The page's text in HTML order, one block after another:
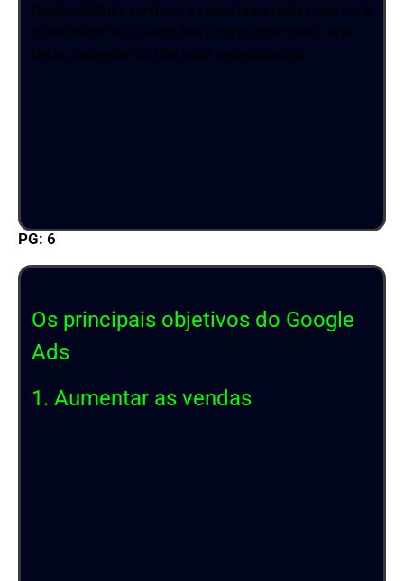
Neste capítulo, veremos as principais metas que você
pode definir no Google Ads e como usar cada uma
delas, dependendo das suas necessidades.
PG: 6
Os principais objetivos do Google
Ads
1. Aumentar as vendas